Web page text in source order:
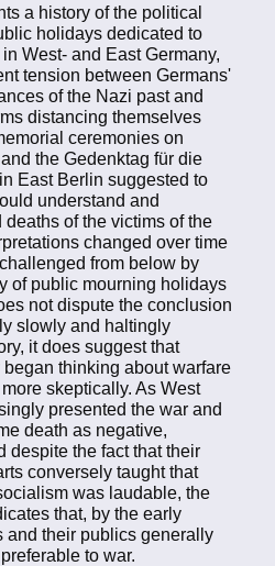
a history of the political
holidays dedicated to
West- and East Germany,
tension between Germans'
of the Nazi past and
distancing themselves
ceremonies on
the Gedenktag für die
East Berlin suggested to
understand and
of the victims of the
changed over time
from below by
of public mourning holidays
not dispute the conclusion
slowly and haltingly
it does suggest that
thinking about warfare
skeptically. As West
presented the war and
death as negative,
despite the fact that their
conversely taught that
was laudable, the
that, by the early
and their publics generally
to war.